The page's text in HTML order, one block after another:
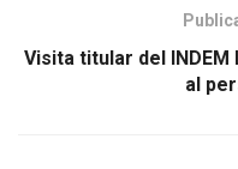
Visita titular del
al